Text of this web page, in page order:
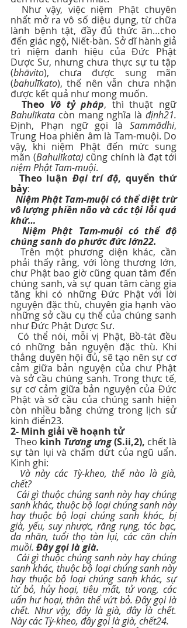
nhất mở ra vô số diệu dụng, từ chữa
lành bệnh tật, đầy đủ thức ăn…cho
đến giác ngộ, Niết-bàn. Sở dĩ hành giả
trì niệm danh hiệu của Đức Phật
Dược Sư, nhưng chưa thực sự tu tập
(bhāvito), chưa được sung mãn
(bahulīkato), thế nên vẫn chưa nhận
được kết quả như mong muốn.
Theo Vô tỷ pháp
Bahulīkata còn mang nghĩa là
Định, Phạn ngữ gọi là Sammādhi,
Trung Hoa phiên âm là Tam-muội. Do
vậy, khi niệm Phật đến mức sung
mãn (Bahulīkata)
niệm Phật Tam-muội.
Theo luận Đại trí độ, quyển thứ
bảy:
Niệm Phật Tam-muội có thể diệt trừ
vô lượng phiền não và các tội lỗi quá
khứ…
Niệm Phật Tam-muội có thể độ
chúng sanh do phước đức lớn22.
  Trên một phương diện khác, cần
phải thấy rằng, với lòng thương lớn,
chư Phật bao giờ cũng quan tâm đến
chúng sanh, và sự quan tâm càng gia
tăng khi có những Đức Phật với lời
nguyện đặc thù, chuyên gia hạnh vào
những sở cầu cụ thể của chúng sanh
như Đức Phật Dược Sư.
có những bản nguyện đặc thù. Khi
thắng duyên hội đủ, sẽ tạo nên sự cơ
cảm giữa bản nguyện của chư Phật
và sở cầu chúng sanh. Trong thực tế,
sự cơ cảm giữa bản nguyện của Đức
Phật và sở cầu của chúng sanh hiện
còn nhiều bằng chứng trong lịch sử
kinh điển23.
2- Minh giải về hoạnh tử
  Theo
kinh Tương ưng (S.ii,2), chết là
sự tàn lụi và chấm dứt của ngũ uẩn.
Kinh ghi:
Và này các Tỳ-kheo, thế nào là già,
chết?
Cái gì thuộc chúng sanh này hay chúng
sanh khác, thuộc bộ loại chúng sanh này
hay thuộc bộ loại chúng sanh khác, bị
già, yếu, suy nhược, răng rụng, tóc bạc,
da nhăn, tuổi thọ tàn lụi, các căn chín
muồi. Ðây gọi là già.
Cái gì thuộc chúng sanh này hay chúng
sanh khác, thuộc bộ loại chúng sanh này
hay thuộc bộ loại chúng sanh khác, sự
từ bỏ, hủy hoại, tiêu mất, tử vong, các
uẩn hư hoại, thân thể vứt bỏ. Ðây gọi là
chết. Như vậy, đây là già, đây là chết.
Này các Tỳ-kheo, đây gọi là già, chết24.